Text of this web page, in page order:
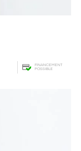
FINANCEMENT
POSSIBLE